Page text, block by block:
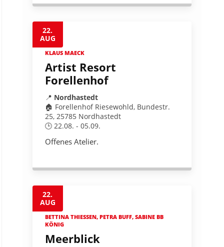
22.
AUG
KLAUS MAECK
Artist Resort
Forellenhof
📍 Nordhastedt
🏠 Forellenhof Riesewohld, Bundestr.
25, 25785 Nordhastedt
🕒 22.08. - 05.09.
Offenes Atelier.
22.
AUG
BETTINA THIESSEN, PETRA BUFF, SABINE BB
KÖNIG
Meerblick